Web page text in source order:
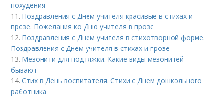
похудения
11. Поздравления с Днем учителя красивые в стихах и
прозе. Пожелания ко Дню учителя в прозе
12. Поздравления с Днем учителя в стихотворной форме.
Поздравления с Днем учителя в стихах и прозе
13. Мезонити для подтяжки. Какие виды мезонитей
бывают
14.Стих в День воспитателя. Стихи с Днем дошкольного
работника